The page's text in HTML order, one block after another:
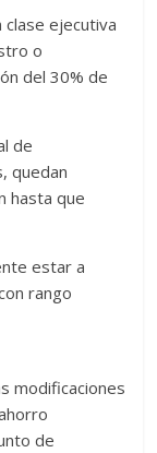
clase ejecutiva
o
del 30% de
de
quedan
hasta que
estar a
rango
modificaciones
de